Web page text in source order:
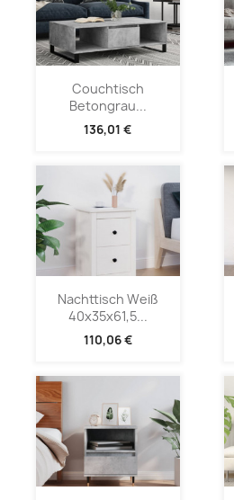
Couchtisch
Betongrau...
136,01 €
Nachttisch Weiß
40x35x61,5...
110,06 €